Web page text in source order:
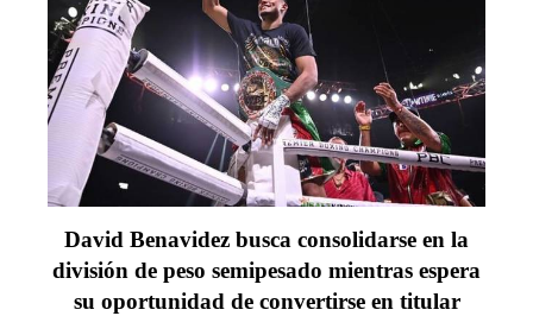
David Benavidez busca consolidarse en la
división de peso semipesado mientras espera
su oportunidad de convertirse en titular